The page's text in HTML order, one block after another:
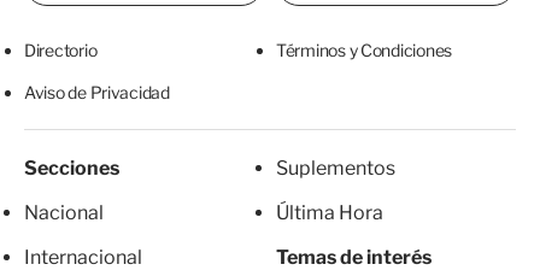
Directorio Términos y Condiciones
Aviso de Privacidad
Secciones
Nacional
Internacional
Suplementos
Última Hora
Temas de interés